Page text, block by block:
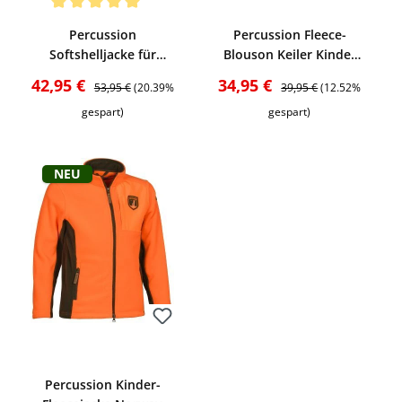
Bewerten
Percussion
Softshelljacke für
Verkaufspreis:
42,95 € Regulärer Preis:
53,95 €(20.39%
gespart)
Percussion Fleece-
Blouson Keiler Kinder
Verkaufspreis:
34,95 € Regulärer Preis:
39,95 €(12.52%
gespart)
Neu
Percussion Kinder-